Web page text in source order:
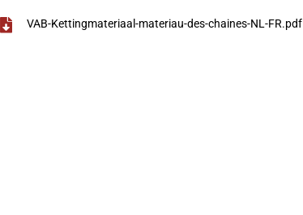
VAB-Kettingmateriaal-materiau-des-chaines-NL-FR.pdf